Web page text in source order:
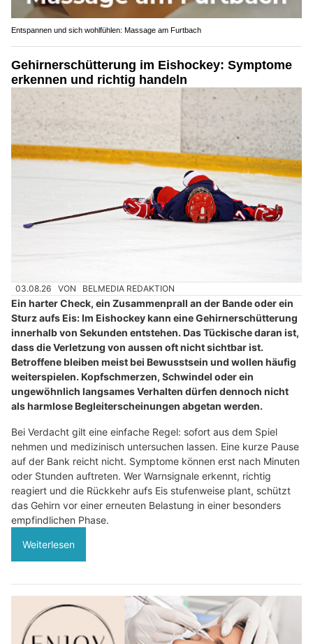
Entspannen und sich wohlfühlen: Massage am Furtbach
Gehirnerschütterung im Eishockey: Symptome
erkennen und richtig handeln
03.08.26 VON BELMEDIA REDAKTION
Ein harter Check, ein Zusammenprall an der Bande oder ein
Sturz aufs Eis: Im Eishockey kann eine Gehirnerschütterung
innerhalb von Sekunden entstehen. Das Tückische daran ist,
dass die Verletzung von aussen oft nicht sichtbar ist.
Betroffene bleiben meist bei Bewusstsein und wollen häufig
weiterspielen. Kopfschmerzen, Schwindel oder ein
ungewöhnlich langsames Verhalten dürfen dennoch nicht
als harmlose Begleiterscheinungen abgetan werden.
Bei Verdacht gilt eine einfache Regel: sofort aus dem Spiel
nehmen und medizinisch untersuchen lassen. Eine kurze Pause
auf der Bank reicht nicht. Symptome können erst nach Minuten
oder Stunden auftreten. Wer Warnsignale erkennt, richtig
reagiert und die Rückkehr aufs Eis stufenweise plant, schützt
das Gehirn vor einer erneuten Belastung in einer besonders
empfindlichen Phase.
Weiterlesen